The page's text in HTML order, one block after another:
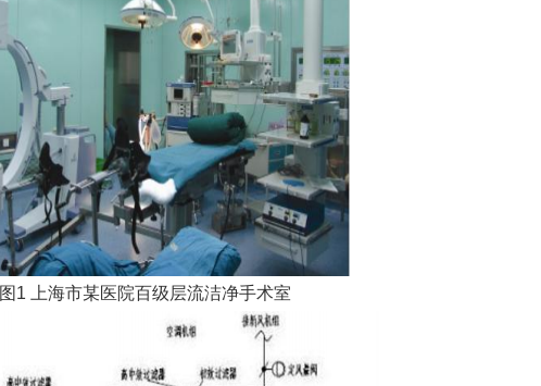
图1 上海市某医院百级层流洁净手术室